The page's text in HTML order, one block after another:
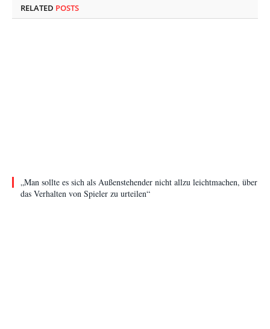
RELATED POSTS
„Man sollte es sich als Außenstehender nicht allzu leichtmachen, über
das Verhalten von Spieler zu urteilen“